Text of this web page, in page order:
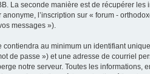
La seconde manière est de récupérer
anonyme, l’inscription sur « forum -
messages »).
contiendra au minimum un identifiant
de passe ») et une adresse de courriel
notre serveur. Toutes les informations,